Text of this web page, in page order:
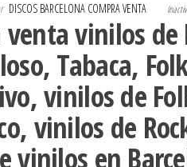
DISCOS BARCELONA COMPRA VENTA
vinilos de
Tabaca,
vinilos de
vinilos de
vinilos en